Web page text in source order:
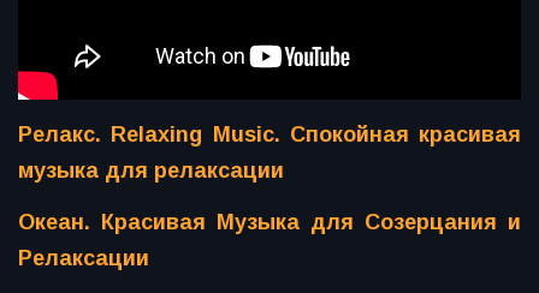
Релакс. Relaxing Music. Спокойная красивая
музыка для релаксации
Океан. Красивая Музыка для Созерцания и
Релаксации